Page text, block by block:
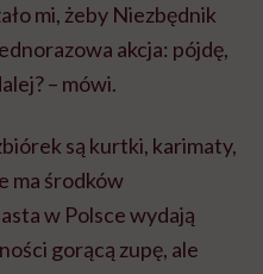
mi, żeby Niezbędnik
akcja: pójdę,
– mówi.
są kurtki, karimaty,
ma środków
w Polsce wydają
gorącą zupę, ale